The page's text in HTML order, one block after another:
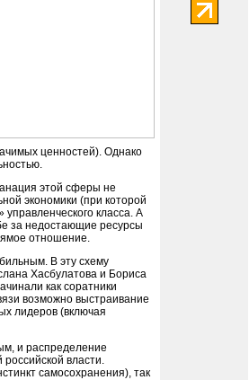
ценностей). Однако
этой сферы не
экономики (при которой
класса. А
за недостающие ресурсы
отношение.
В эту схему
Хасбулатова и Бориса
как соратники
возможно выстраивание
лидеров (включая
и распределение
власти.
самосохранения), так